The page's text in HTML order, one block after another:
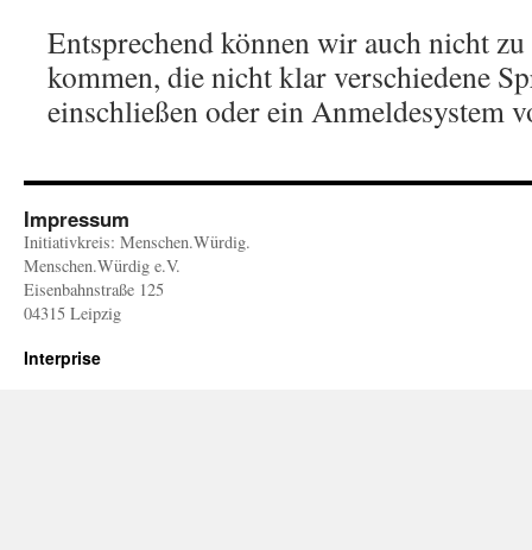
Entsprechend können wir auch nicht
kommen, die nicht klar verschiedene
einschließen oder ein Anmeldesystem
Impressum
Initiativkreis: Menschen.Würdig.
Menschen.Würdig e.V.
Eisenbahnstraße 125
04315 Leipzig
Interprise